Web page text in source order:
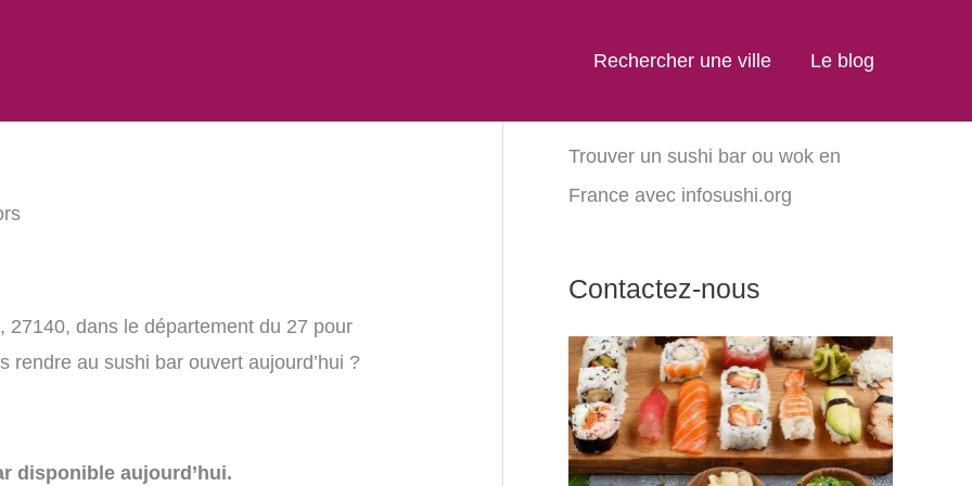
Rechercher une ville Le blog
dans le département du 27 pour
au sushi bar ouvert aujourd’hui ?
disponible aujourd’hui.
Trouver un sushi bar ou wok en
France avec infosushi.org
Contactez-nous